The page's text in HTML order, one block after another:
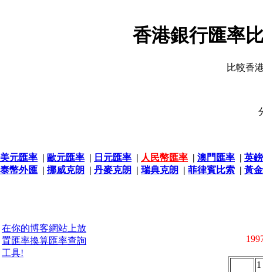
香港銀行匯率
比較香
美元匯率 | 歐元匯率 | 日元匯率 | 人民幣匯率 | 澳門匯率 | 英
泰幣外匯 | 挪威克朗 | 丹麥克朗 | 瑞典克朗 | 菲律賓比索 | 黃
在你的博客網站上放
置匯率換算匯率查詢
工具!
1